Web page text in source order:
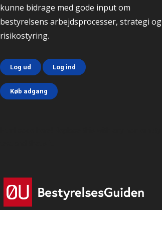
kunne bidrage med gode input om
bestyrelsens arbejdsprocesser, strategi og
risikostyring.
Log ud Log ind
Køb adgang